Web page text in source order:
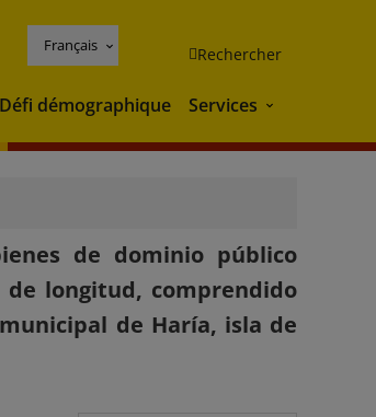
Français Rechercher
Défi démographique Services Services
de dominio público
longitud, comprendido
de Haría, isla de